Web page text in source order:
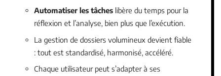
Automatiser les tâches libère du temps pour la
réflexion et l’analyse, bien plus que l’exécution.
La gestion de dossiers volumineux devient fiable
: tout est standardisé, harmonisé, accéléré.
Chaque utilisateur peut s’adapter à ses